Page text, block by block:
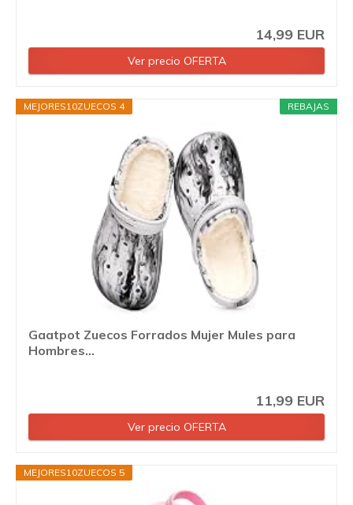
14,99 EUR
Ver precio OFERTA
REBAJAS
MEJORES10ZUECOS 4
Gaatpot Zuecos Forrados Mujer Mules para
Hombres...
11,99 EUR
Ver precio OFERTA
MEJORES10ZUECOS 5